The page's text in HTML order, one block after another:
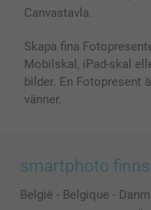
Canvastavla.
Skapa fina
Mobilskal, iPad-skal
bilder. En Fotopresent
vänner.
smartphoto
België - Belgique -